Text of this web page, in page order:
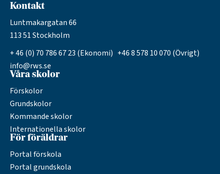
Kontakt
Luntmakargatan 66
113 51 Stockholm
+ 46 (0) 70 786 67 23 (Ekonomi) +46 8 578 10 070 (Övrigt)
info@rws.se
Våra skolor
Förskolor
Grundskolor
Kommande skolor
Internationella skolor
För föräldrar
Portal förskola
Portal grundskola